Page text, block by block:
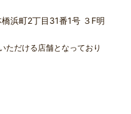
浜町2丁目31番1号 ３F明
ただける店舗となっており